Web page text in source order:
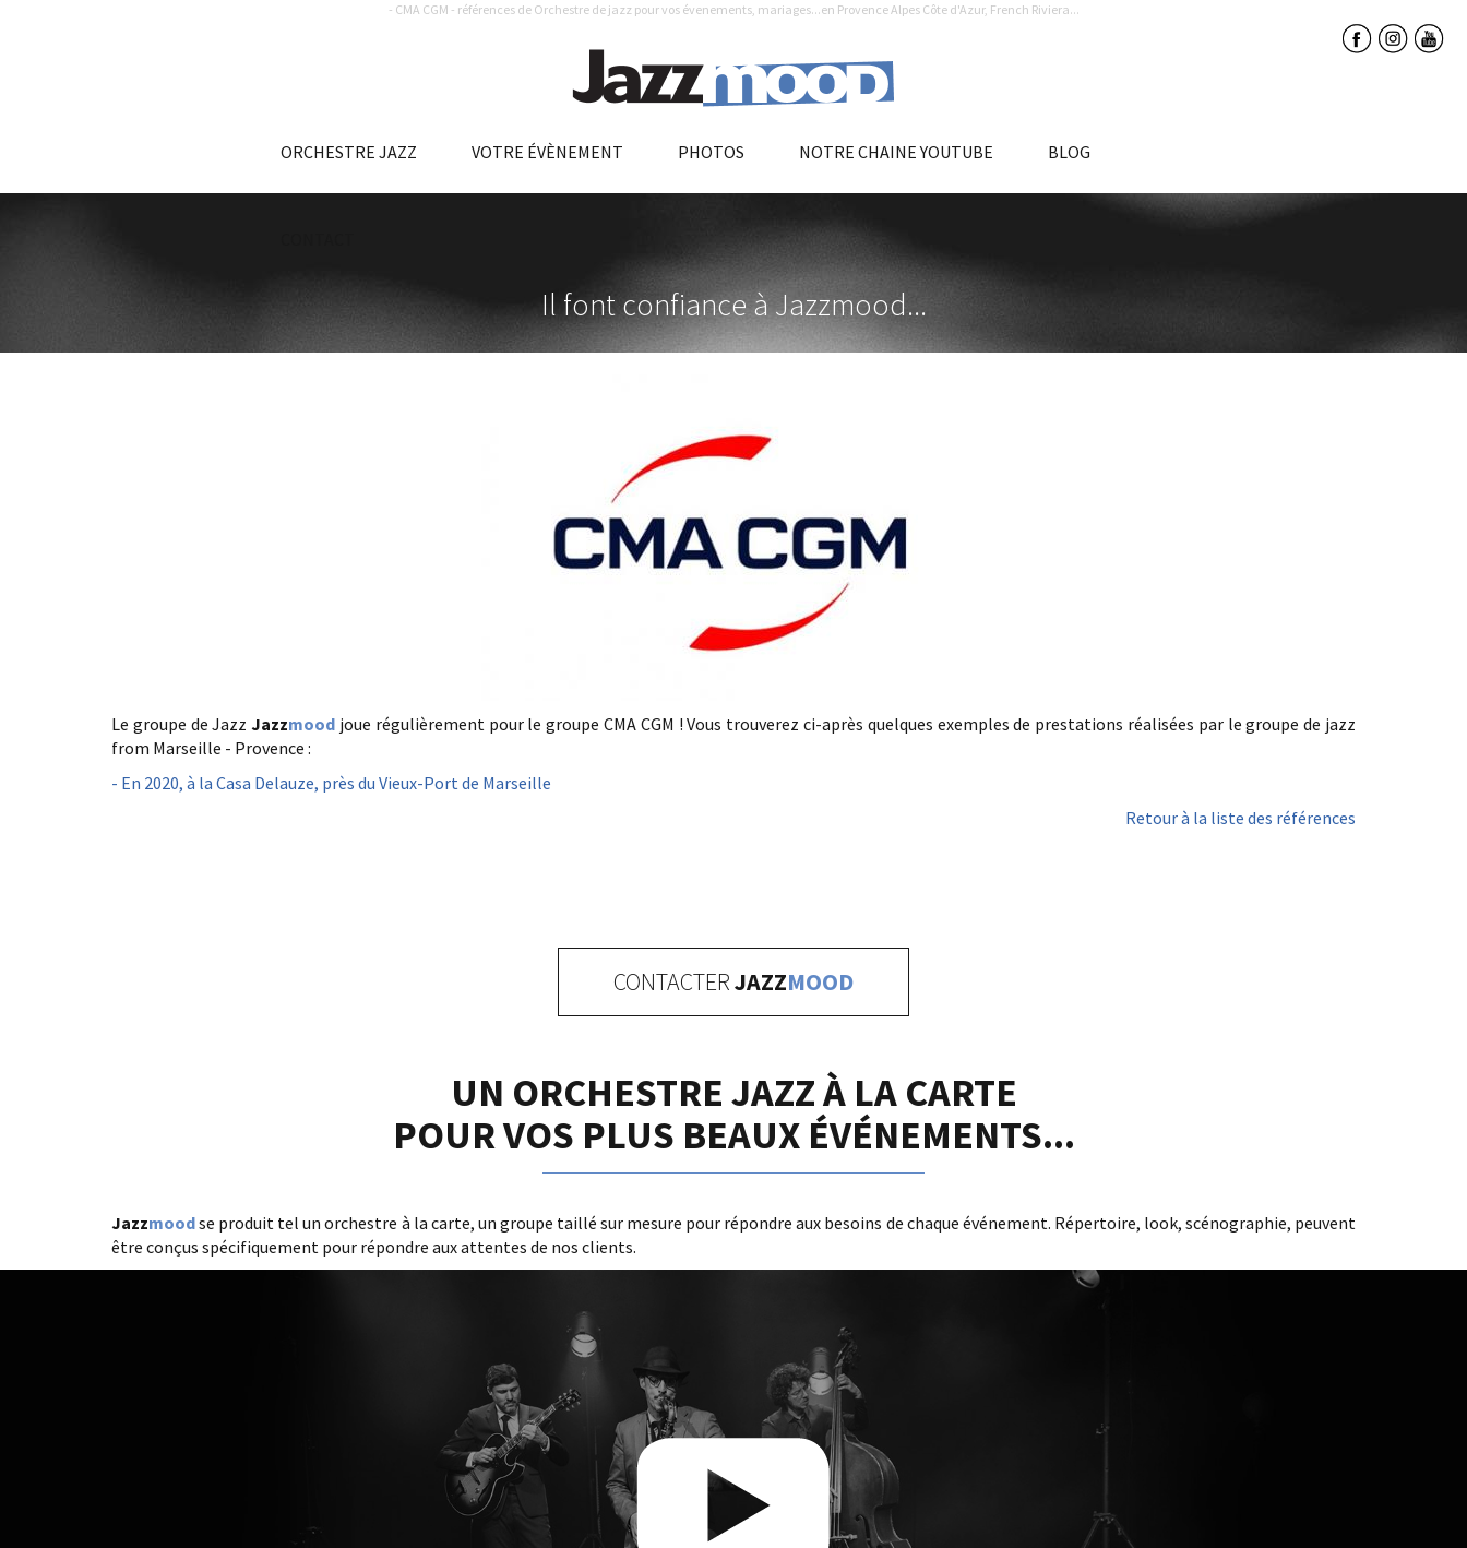
- CMA CGM - références de Orchestre de jazz pour vos évenements, mariages...en Provence Alpes Côte d'Azur, French Riviera...
ORCHESTRE JAZZ VOTRE ÉVÈNEMENT PHOTOS NOTRE CHAINE YOUTUBE BLOG
Il font confiance à Jazzmood...
Le groupe de JazzJazzmood joue régulièrement pour le groupe CMA CGM ! Vous trouverez ci-après quelques exemples de prestations réalisées par le groupe de jazz
from Marseille - Provence :
- En 2020, à la Casa Delauze, près du Vieux-Port de Marseille
Retour à la liste des références
CONTACTERJAZZMOOD
UN ORCHESTRE JAZZ À LA CARTE
POUR VOS PLUS BEAUX ÉVÉNEMENTS...
Jazzmoodse produit tel un orchestre à la carte, un groupe taillé sur mesure pour répondre aux besoins de chaque événement. Répertoire, look, scénographie, peuvent
être conçus spécifiquement pour répondre aux attentes de nos clients.